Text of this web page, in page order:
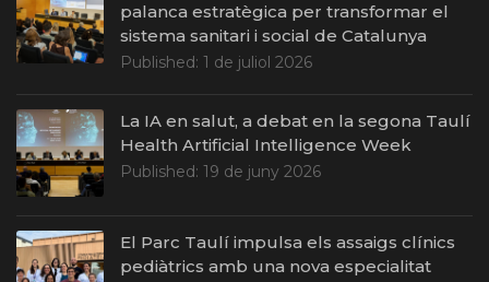
palanca estratègica per transformar el
sistema sanitari i social de Catalunya
Published: 1 de juliol 2026
La IA en salut, a debat en la segona Taulí
Health Artificial Intelligence Week
Published: 19 de juny 2026
El Parc Taulí impulsa els assaigs clínics
pediàtrics amb una nova especialitat